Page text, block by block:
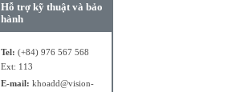
Hỗ trợ kỹ thuật và bảo
hành
Tel: (+84) 976 567 568
Ext: 113
E-mail: khoadd@vision-